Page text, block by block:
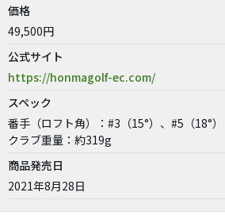
価格
49,500円
公式サイト
https://honmagolf-ec.com/
スペック
番手（ロフト角）：#3（15°）、#5（18°）
クラブ重量：約319g
商品発売日
2021年8月28日